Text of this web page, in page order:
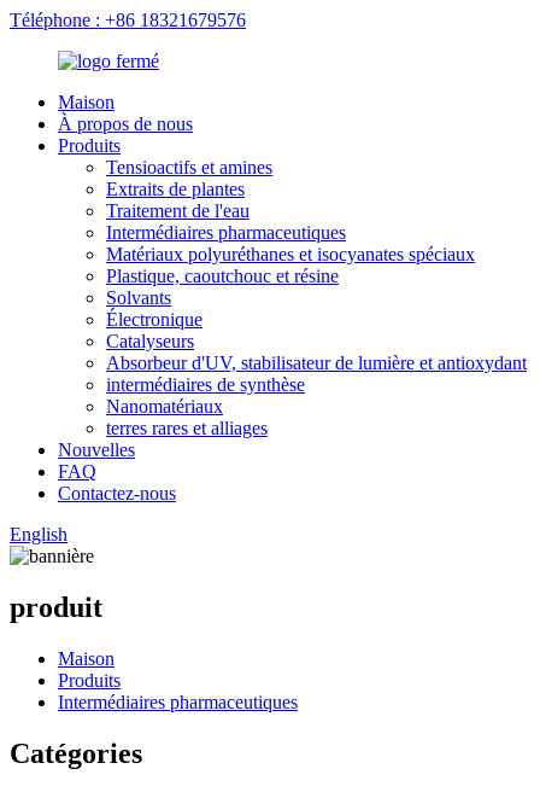
Téléphone : +86 18321679576
Maison
À propos de nous
Produits
Tensioactifs et amines
Extraits de plantes
Traitement de l'eau
Intermédiaires pharmaceutiques
Matériaux polyuréthanes et isocyanates spéciaux
Plastique, caoutchouc et résine
Solvants
Électronique
Catalyseurs
Absorbeur d'UV, stabilisateur de lumière et antioxydant
intermédiaires de synthèse
Nanomatériaux
terres rares et alliages
Nouvelles
FAQ
Contactez-nous
English
produit
Maison
Produits
Intermédiaires pharmaceutiques
Catégories